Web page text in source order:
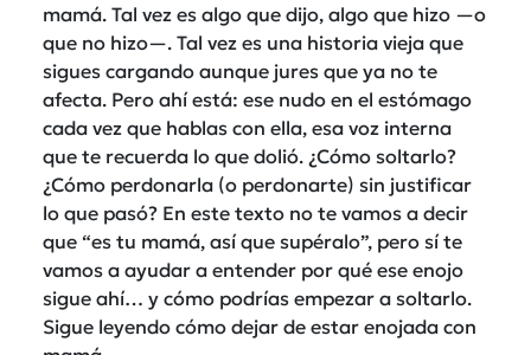
mamá. Tal vez es algo que dijo, algo que hizo —o
que no hizo—. Tal vez es una historia vieja que
sigues cargando aunque jures que ya no te
afecta. Pero ahí está: ese nudo en el estómago
cada vez que hablas con ella, esa voz interna
que te recuerda lo que dolió. ¿Cómo soltarlo?
¿Cómo perdonarla (o perdonarte) sin justificar
lo que pasó? En este texto no te vamos a decir
que “es tu mamá, así que supéralo”, pero sí te
vamos a ayudar a entender por qué ese enojo
sigue ahí… y cómo podrías empezar a soltarlo.
Sigue leyendo cómo dejar de estar enojada con